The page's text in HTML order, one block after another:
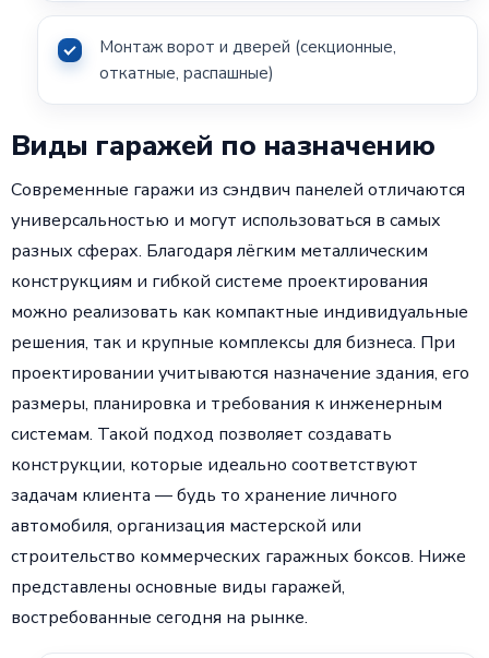
Монтаж ворот и дверей (секционные,
откатные, распашные)
Виды гаражей по назначению
Современные гаражи из сэндвич панелей отличаются
универсальностью и могут использоваться в самых
разных сферах. Благодаря лёгким металлическим
конструкциям и гибкой системе проектирования
можно реализовать как компактные индивидуальные
решения, так и крупные комплексы для бизнеса. При
проектировании учитываются назначение здания, его
размеры, планировка и требования к инженерным
системам. Такой подход позволяет создавать
конструкции, которые идеально соответствуют
задачам клиента — будь то хранение личного
автомобиля, организация мастерской или
строительство коммерческих гаражных боксов. Ниже
представлены основные виды гаражей,
востребованные сегодня на рынке.